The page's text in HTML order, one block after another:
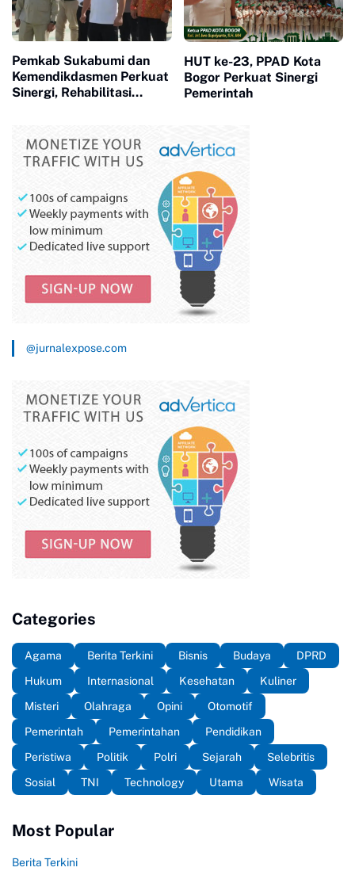
Pemkab Sukabumi dan
Kemendikdasmen Perkuat
Sinergi, Rehabilitasi
HUT ke-23, PPAD Kota
Bogor Perkuat Sinergi
Pemerintah
@jurnalexpose.com
Categories
Agama Berita Terkini Bisnis Budaya
DPRD
Hukum
Internasional Kesehatan
Kuliner
Misteri
Olahraga Opini
Otomotif
Pemerintah
Pemerintahan
Pendidikan
Peristiwa
Politik Polri Sejarah
Selebritis
Sosial
TNI Technology Utama Wisata
Most Popular
Berita Terkini